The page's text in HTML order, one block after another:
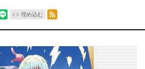
埋め込む
RSSフィード